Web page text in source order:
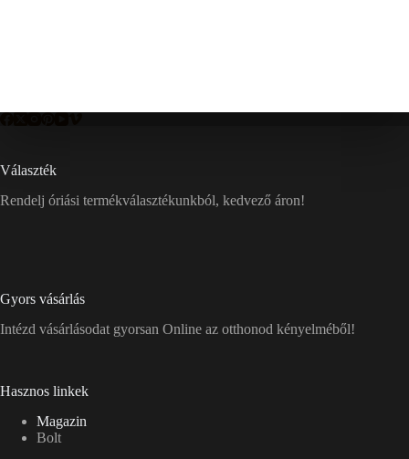
Választék
Rendelj óriási termékválasztékunkból, kedvező áron!
Gyors vásárlás
Intézd vásárlásodat gyorsan Online az otthonod kényelméből!
Hasznos linkek
Magazin
Bolt